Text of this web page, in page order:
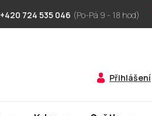
+420 724 535 046
Přihlášení